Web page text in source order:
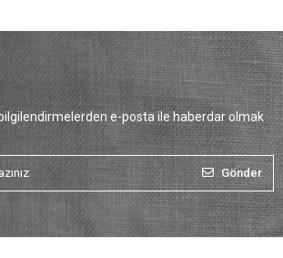
e-posta ile haberdar olmak
Gönder